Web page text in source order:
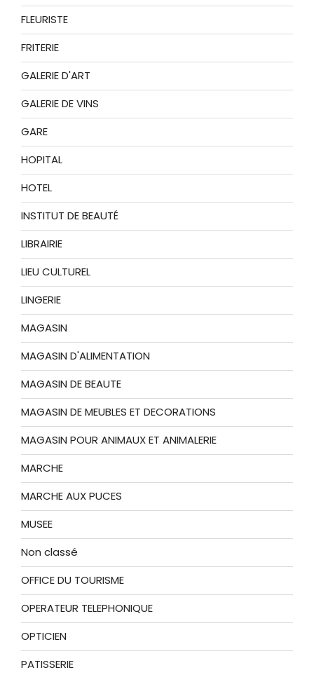
FLEURISTE
FRITERIE
GALERIE D'ART
GALERIE DE VINS
GARE
HOPITAL
HOTEL
INSTITUT DE BEAUTÉ
LIBRAIRIE
LIEU CULTUREL
LINGERIE
MAGASIN
MAGASIN D'ALIMENTATION
MAGASIN DE BEAUTE
MAGASIN DE MEUBLES ET DECORATIONS
MAGASIN POUR ANIMAUX ET ANIMALERIE
MARCHE
MARCHE AUX PUCES
MUSEE
Non classé
OFFICE DU TOURISME
OPERATEUR TELEPHONIQUE
OPTICIEN
PATISSERIE